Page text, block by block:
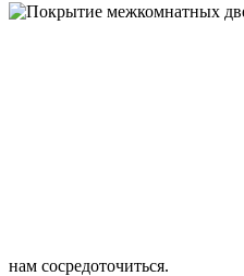
нам сосредоточиться.